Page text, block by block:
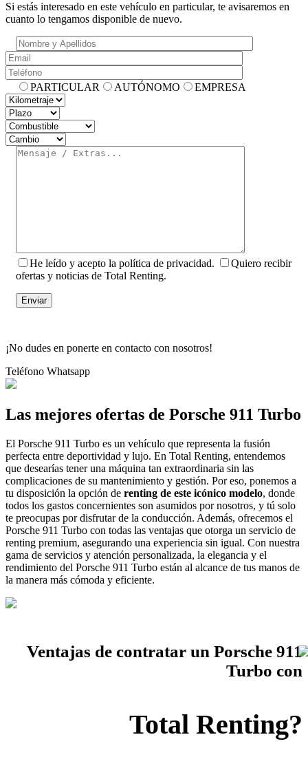
Si estás interesado en este vehículo en particular, te avisaremos en
cuanto lo tengamos disponible de nuevo.
PARTICULAR AUTÓNOMO EMPRESA
He leído y acepto la política de privacidad.
Quiero recibir
ofertas y noticias de Total Renting.
¡No dudes en ponerte en contacto con nosotros!
Teléfono Whatsapp
Las mejores ofertas de Porsche 911 Turbo
El Porsche 911 Turbo es un vehículo que representa la fusión
perfecta entre deportividad y lujo. En Total Renting, entendemos
que desearías tener una máquina tan extraordinaria sin las
complicaciones de su mantenimiento y gestión. Por eso, ponemos a
tu disposición la opción de renting de este icónico modelo, donde
todos los gastos concernientes son asumidos por nosotros, y tú solo
te preocupas por disfrutar de la conducción. Además, ofrecemos el
Porsche 911 Turbo con todas las ventajas que otorga un servicio de
renting premium, asegurando una experiencia sin igual. Con nuestra
gama de servicios y atención personalizada, la elegancia y el
rendimiento del Porsche 911 Turbo están al alcance de tus manos de
la manera más cómoda y eficiente.
Ventajas de contratar un Porsche 911
Turbo con
Total Renting?